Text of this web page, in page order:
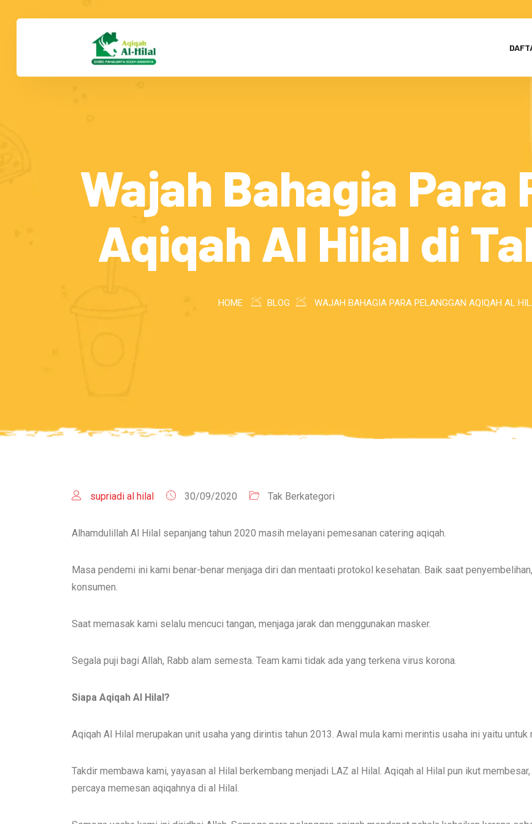
Wajah Bahagia Para
Aqiqah Al Hilal di
HOME BLOG WAJAH BAHAGIA PARA PELANGGAN AQIQAH AL
supriadi al hilal 30/09/2020 Tak Berkategori
Alhamdulillah Al Hilal sepanjang tahun 2020 masih melayani pemesanan catering aqiqah.
Masa pendemi ini kami benar-benar menjaga diri dan mentaati protokol kesehatan. Baik saat
konsumen.
Saat memasak kami selalu mencuci tangan, menjaga jarak dan menggunakan masker.
Segala puji bagi Allah, Rabb alam semesta. Team kami tidak ada yang terkena virus korona.
Siapa Aqiqah Al Hilal?
Aqiqah Al Hilal merupakan unit usaha yang dirintis tahun 2013. Awal mula kami merintis usaha ini yaitu
Takdir membawa kami, yayasan al Hilal berkembang menjadi LAZ al Hilal. Aqiqah al Hilal pun ikut
percaya memesan aqiqahnya di al Hilal.